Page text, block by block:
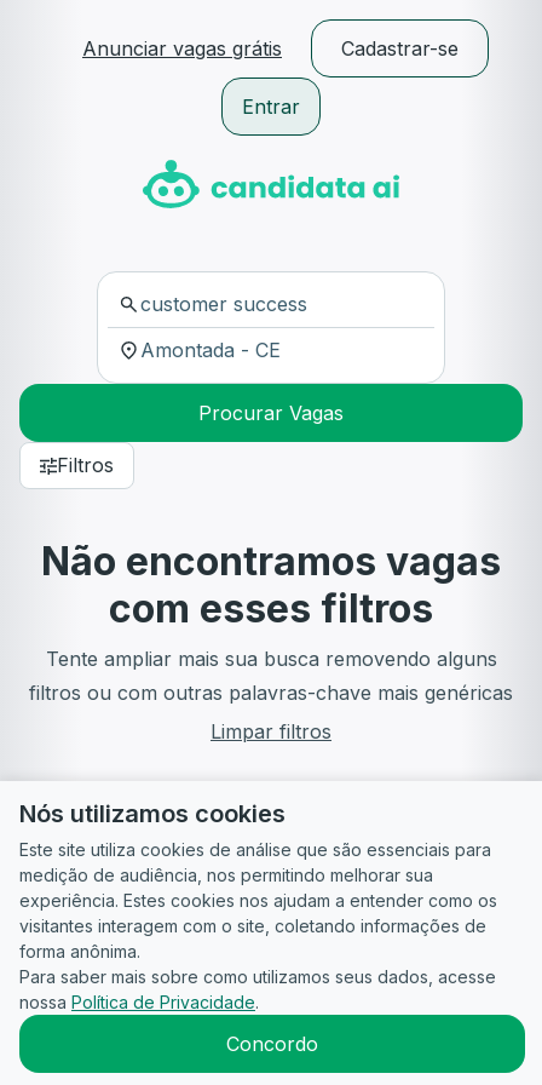
Anunciar vagas grátis Cadastrar-se
Entrar
Procurar Vagas
Filtros
Não encontramos vagas
com esses filtros
Tente ampliar mais sua busca removendo alguns
filtros ou com outras palavras-chave mais genéricas
Limpar filtros
Guia do
Candidato
Para
empresas
Política de
Privacidade
Termos
2026CandidataAI
Nós utilizamos cookies
Este site utiliza cookies de análise que são essenciais para
medição de audiência, nos permitindo melhorar sua
experiência. Estes cookies nos ajudam a entender como os
visitantes interagem com o site, coletando informações de
forma anônima.
Para saber mais sobre como utilizamos seus dados, acesse
nossa Política de Privacidade.
Concordo